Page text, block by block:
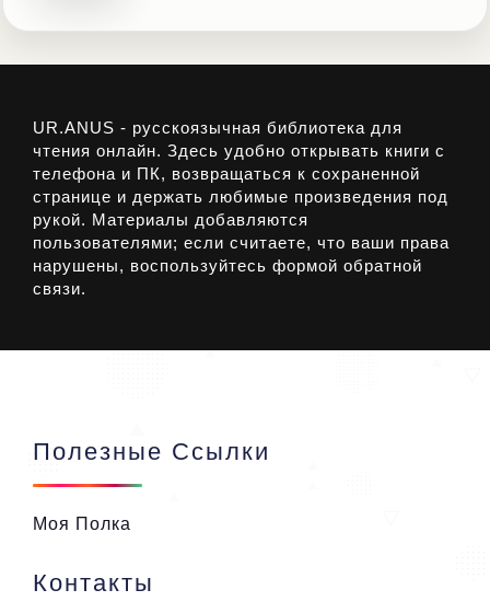
UR.ANUS - русскоязычная библиотека для
чтения онлайн. Здесь удобно открывать книги с
телефона и ПК, возвращаться к сохраненной
странице и держать любимые произведения под
рукой. Материалы добавляются
пользователями; если считаете, что ваши права
нарушены, воспользуйтесь формой обратной
связи.
Полезные Ссылки
Моя Полка
Контакты